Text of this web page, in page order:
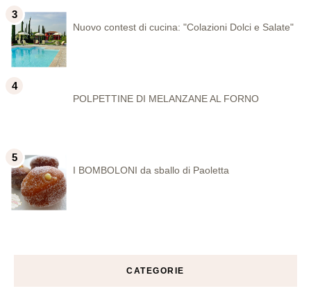
Nuovo contest di cucina: "Colazioni Dolci e Salate"
POLPETTINE DI MELANZANE AL FORNO
I BOMBOLONI da sballo di Paoletta
CATEGORIE